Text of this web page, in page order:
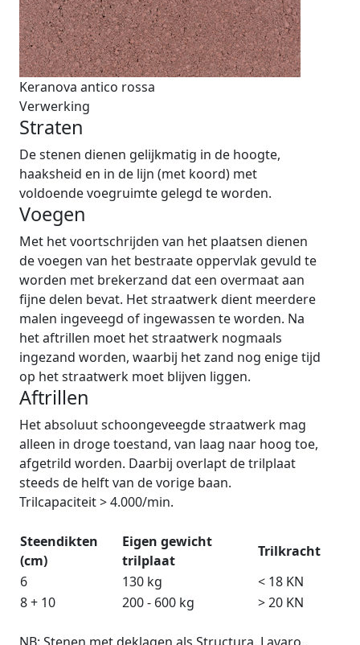
Keranova antico rossa
Verwerking
Straten
De stenen dienen gelijkmatig in de hoogte,
haaksheid en in de lijn (met koord) met
voldoende voegruimte gelegd te worden.
Voegen
Met het voortschrijden van het plaatsen dienen
de voegen van het bestraate oppervlak gevuld te
worden met brekerzand dat een overmaat aan
fijne delen bevat. Het straatwerk dient meerdere
malen ingeveegd of ingewassen te worden. Na
het aftrillen moet het straatwerk nogmaals
ingezand worden, waarbij het zand nog enige tijd
op het straatwerk moet blijven liggen.
Aftrillen
Het absoluut schoongeveegde straatwerk mag
alleen in droge toestand, van laag naar hoog toe,
afgetrild worden. Daarbij overlapt de trilplaat
steeds de helft van de vorige baan.
Trilcapaciteit > 4.000/min.
Steendikten
(cm)
Eigen gewicht
trilplaat
Trilkracht
6
130 kg
< 18 KN
8 + 10
200 - 600 kg > 20 KN